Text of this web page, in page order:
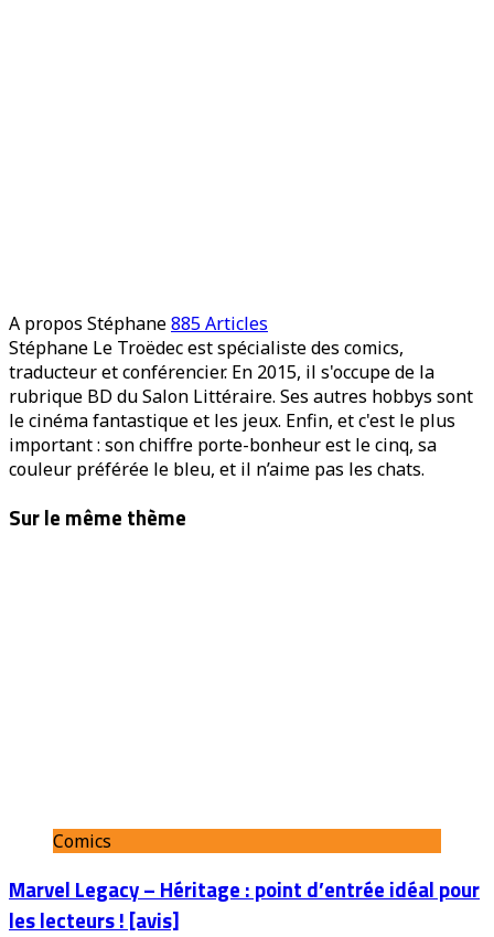
A propos Stéphane885 Articles
Stéphane Le Troëdec est spécialiste des comics,
traducteur et conférencier. En 2015, il s'occupe de la
rubrique BD du Salon Littéraire. Ses autres hobbys sont
le cinéma fantastique et les jeux. Enfin, et c'est le plus
important : son chiffre porte-bonheur est le cinq, sa
couleur préférée le bleu, et il n’aime pas les chats.
Sur le même thème
Comics
Marvel Legacy – Héritage : point d’entrée idéal pour
les lecteurs ! [avis]